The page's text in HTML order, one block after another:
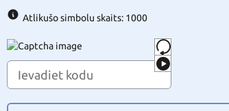
Atlikušo simbolu skaits: 1000